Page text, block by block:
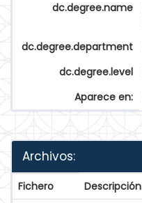
dc.degree.name
dc.degree.department
dc.degree.level
Aparece en:
Archivos:
Fichero Descripción